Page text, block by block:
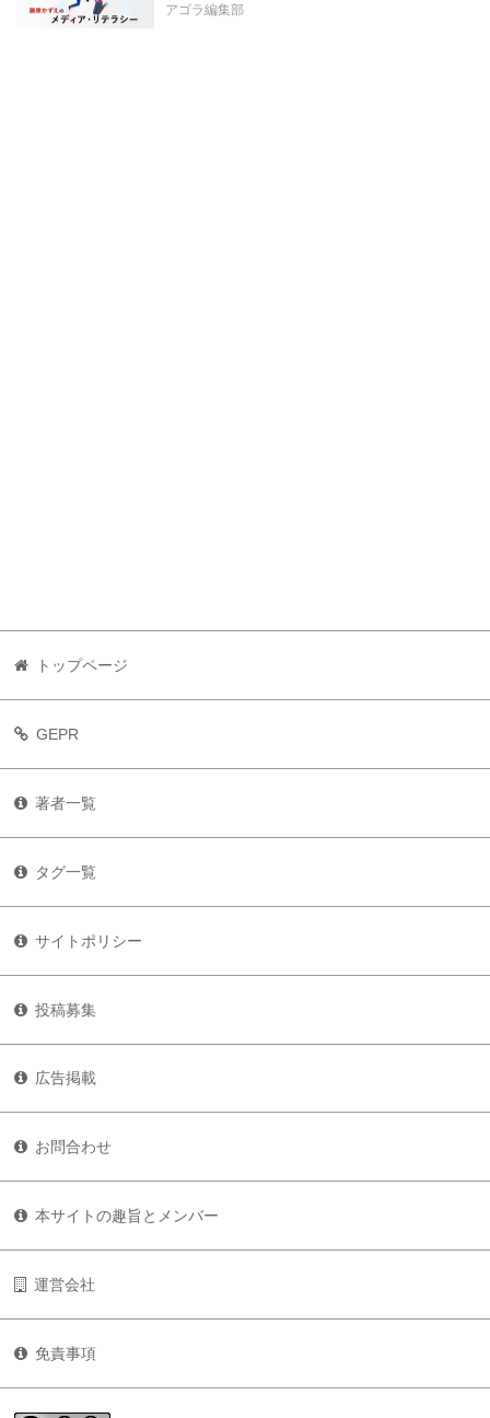
アゴラ編集部
トップページ
GEPR
著者一覧
タグ一覧
サイトポリシー
投稿募集
広告掲載
お問合わせ
本サイトの趣旨とメンバー
運営会社
免責事項